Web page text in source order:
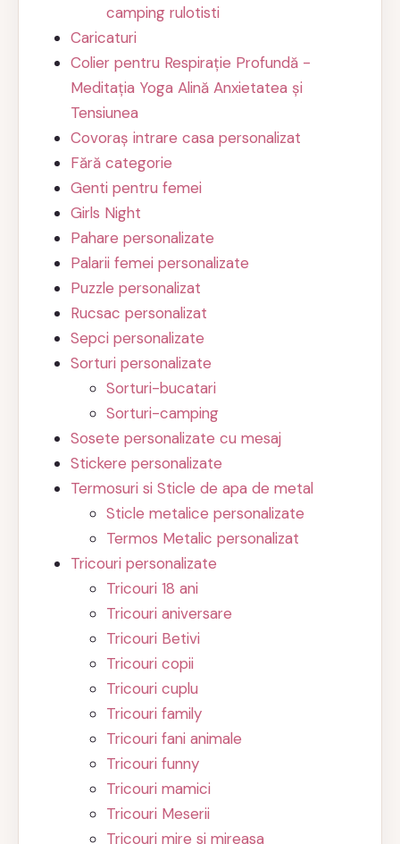
camping rulotisti
Caricaturi
Colier pentru Respirație Profundă -
Meditația Yoga Alină Anxietatea și
Tensiunea
Covoraș intrare casa personalizat
Fără categorie
Genti pentru femei
Girls Night
Pahare personalizate
Palarii femei personalizate
Puzzle personalizat
Rucsac personalizat
Sepci personalizate
Sorturi personalizate
Sorturi-bucatari
Sorturi-camping
Sosete personalizate cu mesaj
Stickere personalizate
Termosuri si Sticle de apa de metal
Sticle metalice personalizate
Termos Metalic personalizat
Tricouri personalizate
Tricouri 18 ani
Tricouri aniversare
Tricouri Betivi
Tricouri copii
Tricouri cuplu
Tricouri family
Tricouri fani animale
Tricouri funny
Tricouri mamici
Tricouri Meserii
Tricouri mire si mireasa